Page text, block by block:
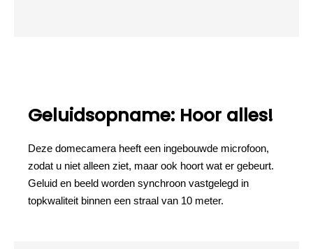
Geluidsopname: Hoor alles!
Deze domecamera heeft een ingebouwde microfoon,
zodat u niet alleen ziet, maar ook hoort wat er gebeurt.
Geluid en beeld worden synchroon vastgelegd in
topkwaliteit binnen een straal van 10 meter.